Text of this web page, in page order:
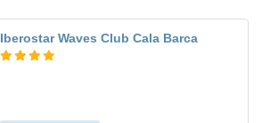
Iberostar Waves Club Cala Barca